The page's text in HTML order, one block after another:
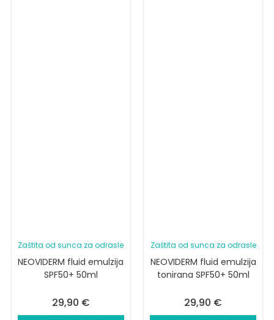
Zaštita od sunca za odrasle
NEOVIDERM fluid emulzija
SPF50+ 50ml
29,90 €
Zaštita od sunca za odrasle
NEOVIDERM fluid emulzija
tonirana SPF50+ 50ml
29,90 €